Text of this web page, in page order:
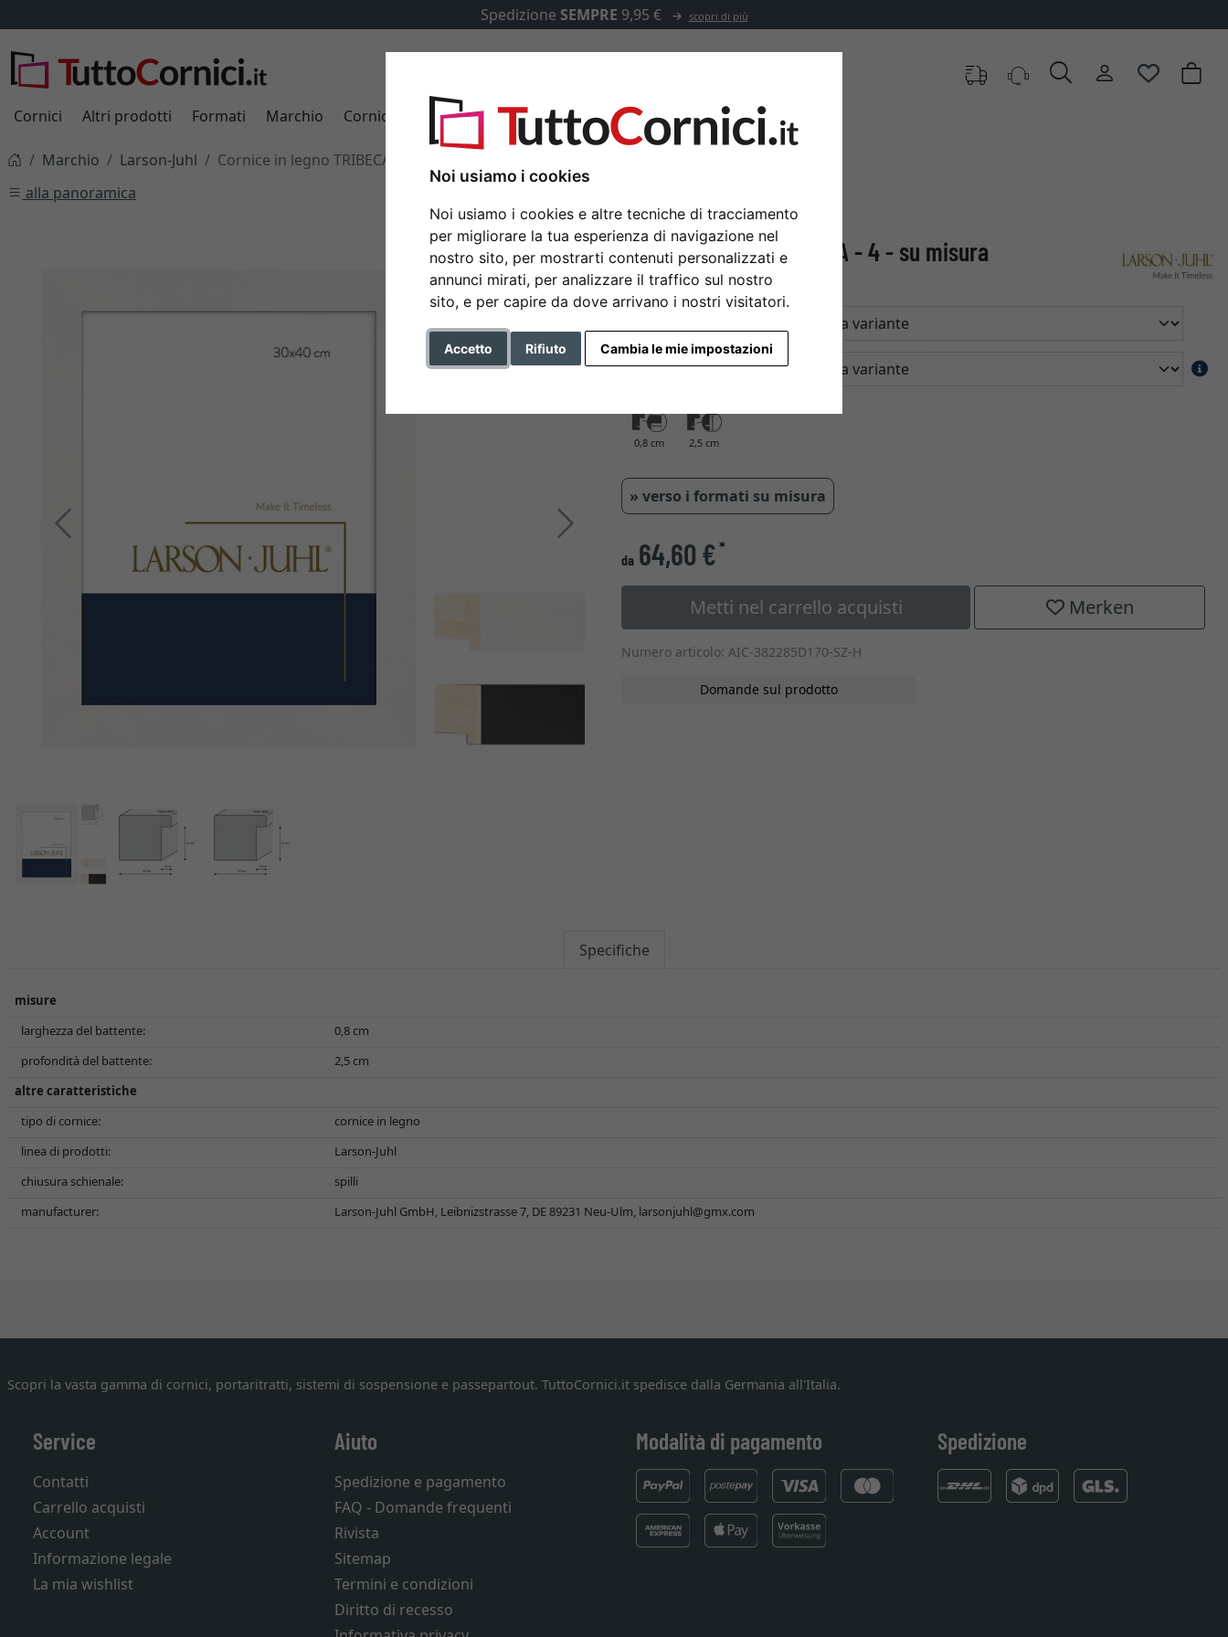
Noi usiamo i cookies
Noi usiamo i cookies e altre tecniche di tracciamento
per migliorare la tua esperienza di navigazione nel
nostro sito, per mostrarti contenuti personalizzati e
annunci mirati, per analizzare il traffico sul nostro
sito, e per capire da dove arrivano i nostri visitatori.
Accetto Rifiuto Cambia le mie impostazioni
Spedizione SEMPRE 9,95 € scopri di più
Cornici Altri prodotti Formati Marchio Cornici su misura Passepartout Accessori
Marchio Larson-Juhl
Cornice in legno TRIBECA - 4 - su misura
alla panoramica
Indietro Avanti
Cornice in legno TRIBECA - 4 - su misura
Tipo di vetro
0,8 cm 2,5 cm
» verso i formati su misura
da 64,60 €*
Metti nel carrello acquisti Merken
Numero articolo: AIC-382285D170-SZ-H
Domande sul prodotto
Specifiche
misure
larghezza del battente:
0,8 cm
profondità del battente:
2,5 cm
altre caratteristiche
tipo di cornice:
cornice in legno
linea di prodotti:
Larson-Juhl
chiusura schienale:
spilli
manufacturer:
Larson-Juhl GmbH, Leibnizstrasse 7, DE 89231 Neu-Ulm, larsonjuhl@gmx.com
Scopri la vasta gamma di cornici, portaritratti, sistemi di sospensione e passepartout. TuttoCornici.it spedisce dalla Germania all'Italia.
Service
Contatti
Carrello acquisti
Account
Informazione legale
La mia wishlist
Aiuto
Spedizione e pagamento
FAQ - Domande frequenti
Rivista
Sitemap
Termini e condizioni
Diritto di recesso
Modalità di pagamento Spedizione